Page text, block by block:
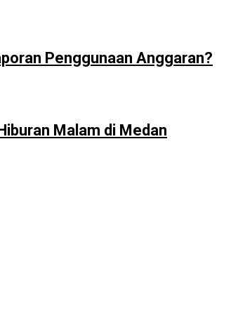
Penggunaan Anggaran?
Malam di Medan